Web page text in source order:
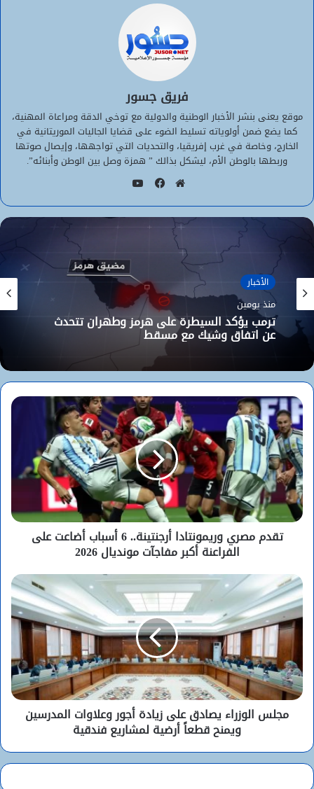
فريق جسور
موقع يعنى بنشر الأخبار الوطنية والدولية مع توخي الدقة ومراعاة المهنية،
كما يضع ضمن أولوياته تسليط الضوء على قضايا الجاليات الموريتانية في
الخارج، وخاصة في غرب إفريقيا، والتحديات التي تواجهها، وإيصال صوتها
وربطها بالوطن الأم، ليشكل بذالك ” همزة وصل بين الوطن وأبنائه”.
الويب
الأخبار
منذ يومين
ترمب يؤكد السيطرة على هرمز وطهران تتحدث
عن اتفاق وشيك مع مسقط
تقدم مصري وريمونتادا أرجنتينة.. 6 أسباب أضاعت على
الفراعنة أكبر مفاجآت مونديال 2026
مجلس الوزراء يصادق على زيادة أجور وعلاوات المدرسين
ويمنح قطعاً أرضية لمشاريع فندقية